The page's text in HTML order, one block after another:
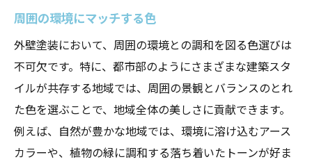
周囲の環境にマッチする色
外壁塗装において、周囲の環境との調和を図る色選びは
不可欠です。特に、都市部のようにさまざまな建築スタ
イルが共存する地域では、周囲の景観とバランスのとれ
た色を選ぶことで、地域全体の美しさに貢献できます。
例えば、自然が豊かな地域では、環境に溶け込むアース
カラーや、植物の緑に調和する落ち着いたトーンが好ま